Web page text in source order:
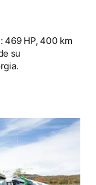
469 HP, 400 km
su